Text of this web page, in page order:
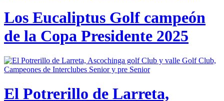
Los Eucaliptus Golf campeón
de la Copa Presidente 2025
El Potrerillo de Larreta,